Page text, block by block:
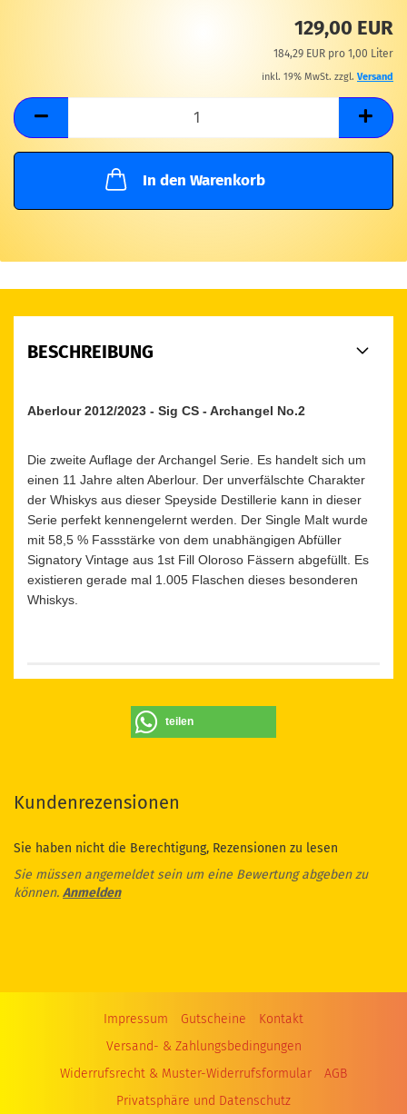
129,00 EUR
184,29 EUR pro 1,00 Liter
inkl. 19% MwSt. zzgl. Versand
In den Warenkorb
BESCHREIBUNG
Aberlour 2012/2023 - Sig CS - Archangel No.2
Die zweite Auflage der Archangel Serie. Es handelt sich um
einen 11 Jahre alten Aberlour. Der unverfälschte Charakter
der Whiskys aus dieser Speyside Destillerie kann in dieser
Serie perfekt kennengelernt werden. Der Single Malt wurde
mit 58,5 % Fassstärke von dem unabhängigen Abfüller
Signatory Vintage aus 1st Fill Oloroso Fässern abgefüllt. Es
existieren gerade mal 1.005 Flaschen dieses besonderen
Whiskys.
teilen
Kundenrezensionen
Sie haben nicht die Berechtigung, Rezensionen zu lesen
Sie müssen angemeldet sein um eine Bewertung abgeben zu
können. Anmelden
Impressum Gutscheine
Kontakt
Versand- & Zahlungsbedingungen
Widerrufsrecht & Muster-Widerrufsformular
AGB
Privatsphäre und Datenschutz